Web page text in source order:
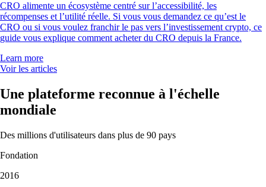
CRO alimente un écosystème centré sur l’accessibilité, les
récompenses et l’utilité réelle. Si vous vous demandez ce qu’est le
CRO ou si vous voulez franchir le pas vers l’investissement crypto, ce
guide vous explique comment acheter du CRO depuis la France.
Learn more
Voir les articles
Une plateforme reconnue à l'échelle
mondiale
Des millions d'utilisateurs dans plus de 90 pays
Fondation
2016